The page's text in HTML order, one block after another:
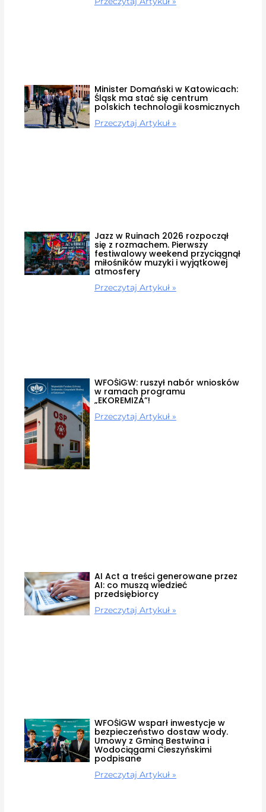
Minister Domański w Katowicach:
Śląsk ma stać się centrum
polskich technologii kosmicznych
Przeczytaj Artykuł »
Jazz w Ruinach 2026 rozpoczął
się z rozmachem. Pierwszy
festiwalowy weekend przyciągnął
miłośników muzyki i wyjątkowej
atmosfery
Przeczytaj Artykuł »
WFOŚiGW: ruszył nabór wniosków
w ramach programu
„EKOREMIZA”!
Przeczytaj Artykuł »
AI Act a treści generowane przez
AI: co muszą wiedzieć
przedsiębiorcy
Przeczytaj Artykuł »
WFOŚiGW wsparł inwestycje w
bezpieczeństwo dostaw wody.
Umowy z Gminą Bestwina i
Wodociągami Cieszyńskimi
podpisane
Przeczytaj Artykuł »